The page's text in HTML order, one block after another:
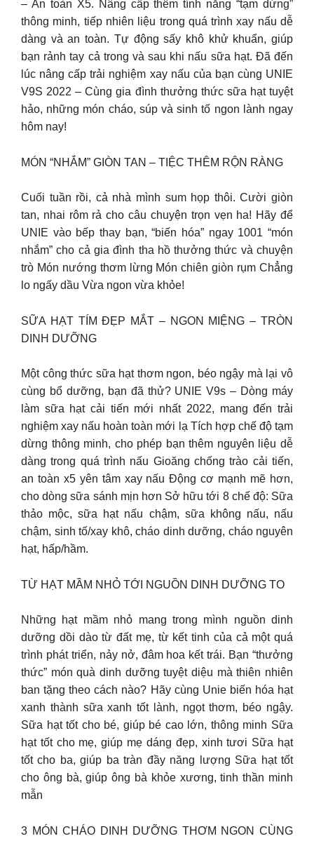
– An toàn X5. Nâng cấp thêm tính năng “tạm dừng”
thông minh, tiếp nhiên liệu trong quá trình xay nấu dễ
dàng và an toàn. Tự động sấy khô khử khuẩn, giúp
bạn rảnh tay cả trong và sau khi nấu sữa hạt. Đã đến
lúc nâng cấp trải nghiệm xay nấu của bạn cùng UNIE
V9S 2022 – Cùng gia đình thưởng thức sữa hạt tuyệt
hảo, những món cháo, súp và sinh tố ngon lành ngay
hôm nay!
MÓN “NHẮM” GIÒN TAN – TIỆC THÊM RỘN RÀNG
Cuối tuần rồi, cả nhà mình sum họp thôi. Cười giòn
tan, nhai rôm rả cho câu chuyện trọn vẹn ha! Hãy để
UNIE vào bếp thay bạn, “biến hóa” ngay 1001 “món
nhắm” cho cả gia đình tha hồ thưởng thức và chuyện
trò Món nướng thơm lừng Món chiên giòn rụm Chẳng
lo ngấy dầu Vừa ngon vừa khỏe!
SỮA HẠT TÍM ĐẸP MẮT – NGON MIỆNG – TRÒN
DINH DƯỠNG
Một công thức sữa hạt thơm ngon, béo ngậy mà lại vô
cùng bổ dưỡng, bạn đã thử? UNIE V9s – Dòng máy
làm sữa hạt cải tiến mới nhất 2022, mang đến trải
nghiệm xay nấu hoàn toàn mới lạ Tích hợp chế độ tạm
dừng thông minh, cho phép bạn thêm nguyên liệu dễ
dàng trong quá trình nấu Gioăng chống trào cải tiến,
an toàn x5 yên tâm xay nấu Động cơ mạnh mẽ hơn,
cho dòng sữa sánh mịn hơn Sở hữu tới 8 chế độ: Sữa
thảo mộc, sữa hạt nấu chậm, sữa không nấu, nấu
chậm, sinh tố/xay khô, cháo dinh dưỡng, cháo nguyên
hạt, hấp/hầm.
TỪ HẠT MẦM NHỎ TỚI NGUỒN DINH DƯỠNG TO
Những hạt mầm nhỏ mang trong mình nguồn dinh
dưỡng dồi dào từ đất mẹ, từ kết tinh của cả một quá
trình phát triển, nảy nở, đâm hoa kết trái. Bạn “thưởng
thức” món quà dinh dưỡng tuyệt diệu mà thiên nhiên
ban tặng theo cách nào? Hãy cùng Unie biến hóa hạt
xanh thành sữa xanh tốt lành, ngọt thơm, béo ngậy.
Sữa hạt tốt cho bé, giúp bé cao lớn, thông minh Sữa
hạt tốt cho mẹ, giúp mẹ dáng đẹp, xinh tươi Sữa hạt
tốt cho ba, giúp ba tràn đầy năng lượng Sữa hạt tốt
cho ông bà, giúp ông bà khỏe xương, tinh thần minh
mẫn
3 MÓN CHÁO DINH DƯỠNG THƠM NGON CÙNG